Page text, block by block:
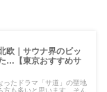
欧｜サウナ界のビッ
…【東京おすすめサ
ったドラマ「サ道」の聖地
方も多いと思います。そん